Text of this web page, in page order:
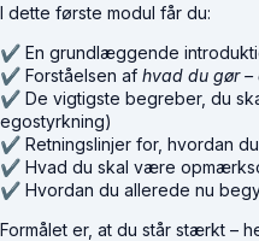
I dette første modul får du:
✔ En grundlæggende
✔ Forståelsen af hvad du gør
✔ De vigtigste begreber, du
egostyrkning)
✔ Retningslinjer for, hvordan
✔ Hvad du skal være
✔ Hvordan du allerede nu
Formålet er, at du står stærkt –